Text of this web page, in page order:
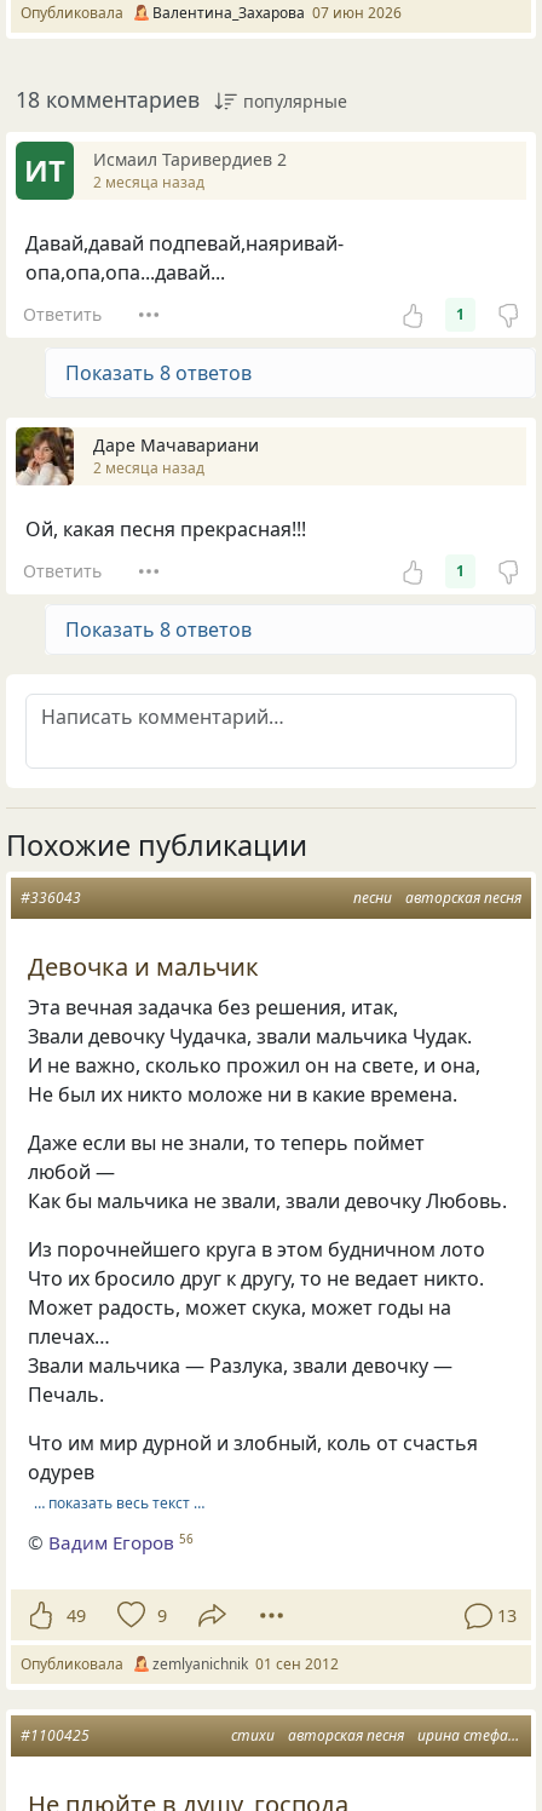
Опубликовала Валентина_Захарова 07 июн 2026
18 комментариев популярные
ИТ Исмаил Таривердиев 2
2 месяца назад
Давай,давай подпевай,наяривай-
опа,опа,опа...давай...
Ответить 1
Показать 8 ответов
Даре Мачавариани
2 месяца назад
Ой, какая песня прекрасная!!!
Ответить 1
Показать 8 ответов
Похожие публикации
песни авторская песня
#336043
Девочка и мальчик
Эта вечная задачка без решения, итак,
Звали девочку Чудачка, звали мальчика Чудак.
И не важно, сколько прожил он на свете, и она,
Не был их никто моложе ни в какие времена.
Даже если вы не знали, то теперь поймет
любой —
Как бы мальчика не звали, звали девочку Любовь.
Из порочнейшего круга в этом будничном лото
Что их бросило друг к другу, то не ведает никто.
Может радость, может скука, может годы на
плечах…
Звали мальчика — Разлука, звали девочку —
Печаль.
Что им мир дурной и злобный, коль от счастья
одурев
… показать весь текст …
© Вадим Егоров 56
49 9 13
Опубликовала zemlyanichnik 01 сен 2012
стихи авторская песня ирина стефашина
#1100425
Не плюйте в душу, господа